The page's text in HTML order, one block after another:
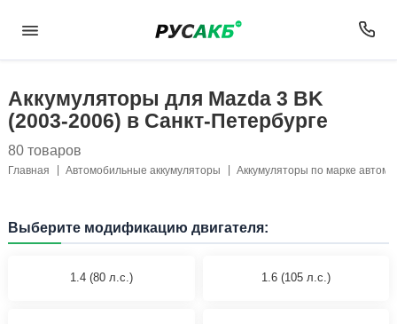
Аккумуляторы для Mazda 3 BK
(2003-2006) в Санкт-Петербурге
80 товаров
Главная Автомобильные аккумуляторы Аккумуляторы по марке
Выберите модификацию двигателя:
1.4 (80 л.с.) 1.6 (105 л.с.)